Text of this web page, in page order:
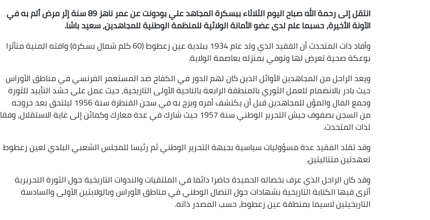
انتقل إلى رحمة الله صباح اليوم الثلاثاء ببسكرة المجاهد علي بودونت عن عمر ناهز 89 سنة إثر مرض ألم به في
الآونة الأخيرة، حسبما علم لدى عضو الأمانة الولائية للمنظمة الوطنية للمجاهدين، سعيد باشا.
وأفاد ذات المتحدث أن الفقيد الذي ولد عام 1934 ببلدية عين زعطوط (60 كلم شمال بسكرة) وافته المنية متأثرا
بوعكة صحية تعرض لها وتوفي بمنزله بعاصمة الولاية.
ويعد الراحل من المجاهدين الأوائل الذين كان لهم الدور في الكفاح ضد المستعمر الفرنسي في مناطق الأوراس
حيث بادر بالانضمام للعمل الثوري بالمنطقة الرابعة بالناحية الأولى التاريخية، حيث عمل على حشد التأييد للثورة
وجمع المال والمؤن للمجاهدين قبل أن يكتشف أمره ويزج به في سجن القنطرة سنة 1956 ليلتحق بعد خروجه
من السجن بصفوف جيش التحرير الوطني سنة 1957 حيث شارك في عدة معارك وكمائن إلى غاية الاستقلال، وفقا
لذات المتحدث.
وقد تقلد الفقيد عدة مسؤوليات سياسية بجبهة التحرير الوطني ثم رئيسا للمجلس الشعبي البلدي لعين زعطوط
لعهدتين متتاليتين.
وقد كان الراحل الذي عرف بخصاله الحميدة حاضرا دائما في الملتقيات والندوات التاريخية حول الثورة التحريرية
أثرى فيها الكتابة التاريخية بشهادات حول النضال الوطني في مناطق الأوراس وبالولايتين الأولى والسادسة
التاريخيتين لاسيما بمنطقة عين زعطوط، حسب المصدر ذاته.